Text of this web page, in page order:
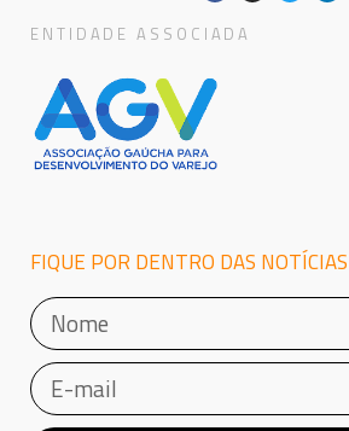
ENTIDADE ASSOCIADA
FIQUE POR DENTRO DAS NOTÍCIAS